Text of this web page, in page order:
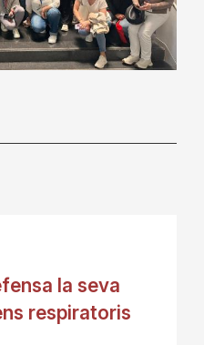
la seva
respiratoris